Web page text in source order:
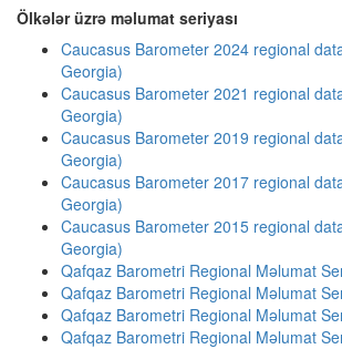
Ölkələr üzrə məlumat seriyası
Caucasus Barometer 2024 regional
Georgia)
Caucasus Barometer 2021 regional
Georgia)
Caucasus Barometer 2019 regional
Georgia)
Caucasus Barometer 2017 regional
Georgia)
Caucasus Barometer 2015 regional
Georgia)
Qafqaz Barometri Regional Məlumat
Qafqaz Barometri Regional Məlumat
Qafqaz Barometri Regional Məlumat
Qafqaz Barometri Regional Məlumat